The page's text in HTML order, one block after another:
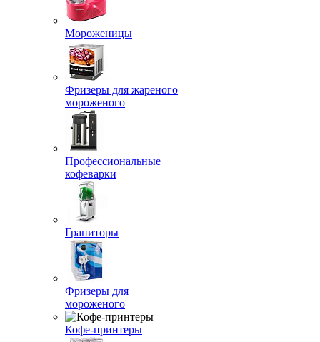
Мороженицы
Фризеры для жареного
мороженого
Профессиональные
кофеварки
Граниторы
Фризеры для
мороженого
Кофе-принтеры